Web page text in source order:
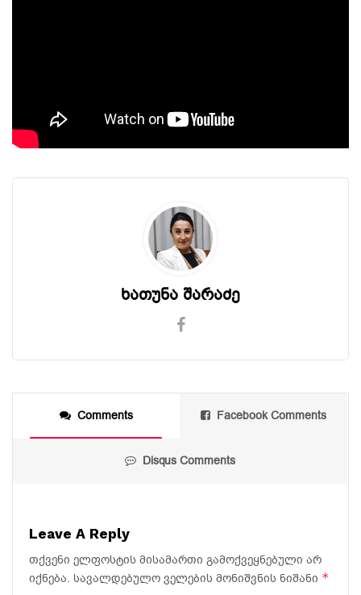
ხათუნა შარაძე
Comments Facebook Comments
Disqus Comments
Leave A Reply
თქვენი ელფოსტის მისამართი გამოქვეყნებული არ
იქნება. სავალდებულო ველების მონიშვნის ნიშანი *